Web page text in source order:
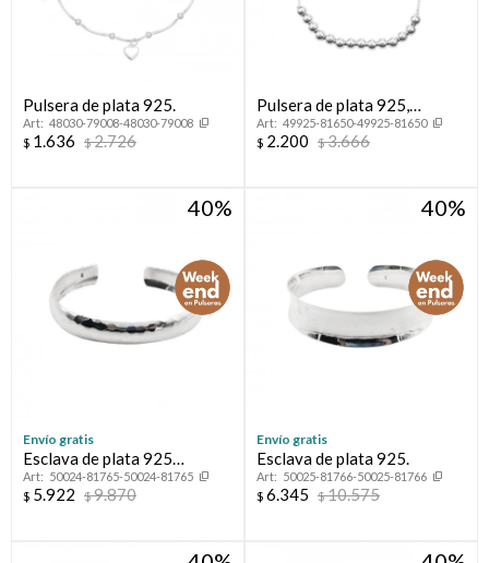
Pulsera de plata 925.
48030-79008-48030-79008
$ 1.636 $2.726
Pulsera de plata 925,
autoajustable.
49925-81650-49925-81650
$ 2.200 $3.666
40
Envío gratis
Esclava de plata 925
martillada.
50024-81765-50024-81765
$ 5.922 $9.870
40
Envío gratis
Esclava de plata 925.
50025-81766-50025-81766
$ 6.345 $10.575